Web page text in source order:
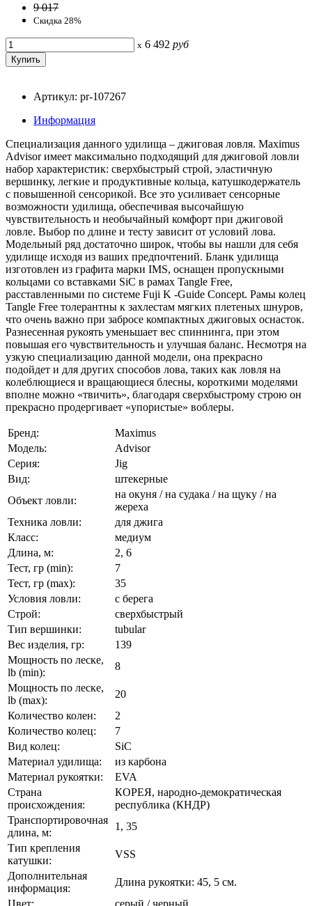
9 017
Скидка 28%
x 6 492 руб
Артикул: pr-107267
Информация
Специализация данного удилища – джиговая ловля. Maximus
Advisor имеет максимально подходящий для джиговой ловли
набор характеристик: сверхбыстрый строй, эластичную
вершинку, легкие и продуктивные кольца, катушкодержатель
с повышенной сенсорикой. Все это усиливает сенсорные
возможности удилища, обеспечивая высочайшую
чувствительность и необычайный комфорт при джиговой
ловле. Выбор по длине и тесту зависит от условий лова.
Модельный ряд достаточно широк, чтобы вы нашли для себя
удилище исходя из ваших предпочтений. Бланк удилища
изготовлен из графита марки IMS, оснащен пропускными
кольцами со вставками SiC в рамах Tangle Free,
расставленными по системе Fuji K -Guide Concept. Рамы колец
Tangle Free толерантны к захлестам мягких плетеных шнуров,
что очень важно при забросе компактных джиговых оснасток.
Разнесенная рукоять уменьшает вес спиннинга, при этом
повышая его чувствительность и улучшая баланс. Несмотря на
узкую специализацию данной модели, она прекрасно
подойдет и для других способов лова, таких как ловля на
колеблющиеся и вращающиеся блесны, короткими моделями
вполне можно «твичить», благодаря сверхбыстрому строю он
прекрасно продергивает «упористые» воблеры.
Бренд:
Maximus
Модель:
Advisor
Серия:
Jig
Вид:
штекерные
Объект ловли:
на окуня / на судака / на щуку / на
жереха
Техника ловли:
для джига
Класс:
медиум
Длина, м:
2, 6
Тест, гр (min):
7
Тест, гр (max):
35
Условия ловли:
с берега
Строй:
сверхбыстрый
Тип вершинки:
tubular
Вес изделия, гр:
139
Мощность по леске,
lb (min):
8
Мощность по леске,
lb (max):
20
Количество колен:
2
Количество колец:
7
Вид колец:
SiC
Материал удилища:
из карбона
Материал рукоятки:
EVA
Страна
происхождения:
КОРЕЯ, народно-демократическая
республика (КНДР)
Транспортировочная
длина, м:
1, 35
Тип крепления
катушки:
VSS
Дополнительная
информация:
Длина рукоятки: 45, 5 см.
Цвет:
серый / черный